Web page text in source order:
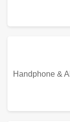
Handphone &